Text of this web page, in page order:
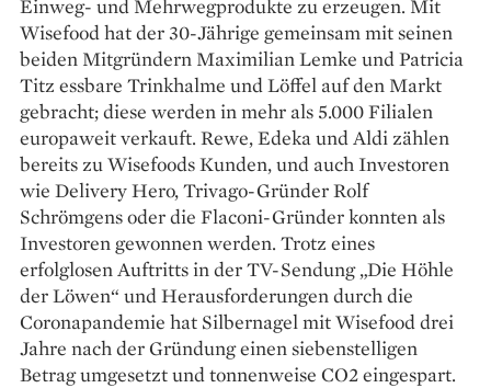
Einweg- und Mehrwegprodukte zu erzeugen. Mit
Wisefood hat der 30-Jährige gemeinsam mit seinen
beiden Mitgründern Maximilian Lemke und Patricia
Titz essbare Trinkhalme und Löffel auf den Markt
gebracht; diese werden in mehr als 5.000 Filialen
europaweit verkauft. Rewe, Edeka und Aldi zählen
bereits zu Wisefoods Kunden, und auch Investoren
wie Delivery Hero, Trivago-Gründer Rolf
Schrömgens oder die Flaconi-Gründer konnten als
Investoren gewonnen werden. Trotz eines
erfolglosen Auftritts in der TV-Sendung „Die Höhle
der Löwen“ und Herausforderungen durch die
Coronapandemie hat Silbernagel mit Wisefood drei
Jahre nach der Gründung einen siebenstelligen
Betrag umgesetzt und tonnenweise CO2 eingespart.